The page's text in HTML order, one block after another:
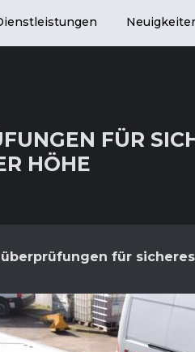
FÜR
HÖHE
für